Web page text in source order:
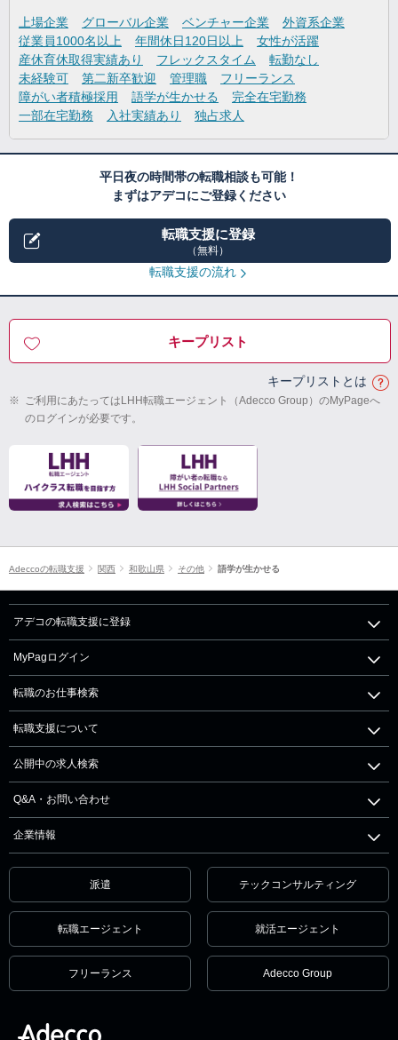
上場企業 グローバル企業 ベンチャー企業
外資系企業
従業員1000名以上
年間休日120日以上
女性が活躍
産休育休取得実績あり
フレックスタイム
転勤なし
未経験可
第二新卒歓迎 管理職
フリーランス
障がい者積極採用
語学が生かせる
完全在宅勤務
一部在宅勤務
入社実績あり 独占求人
平日夜の時間帯の転職相談も可能！
まずはアデコにご登録ください
転職支援に登録
（無料）
転職支援の流れ
キープリスト
キープリストとは
※ ご利用にあたってはLHH転職エージェント（Adecco Group）のMyPageへ
のログインが必要です。
Adeccoの転職支援 関西 和歌山県 その他 語学が生かせる
アデコの転職支援に登録
MyPagログイン
転職のお仕事検索
転職支援について
公開中の求人検索
Q&A・お問い合わせ
企業情報
派遣 テックコンサルティング
転職エージェント 就活エージェント
フリーランス Adecco Group